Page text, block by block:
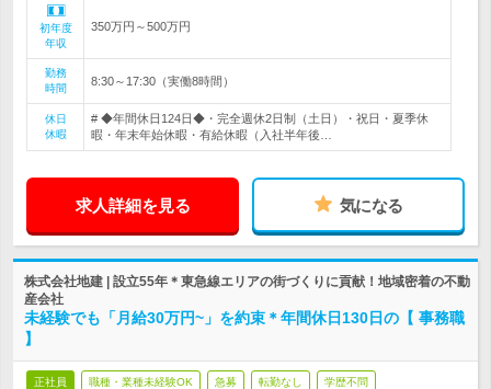
初年度
年収
350万円～500万円
勤務
時間
8:30～17:30（実働8時間）
休日
休暇
# ◆年間休日124日◆・完全週休2日制（土日）・祝日・夏季休
暇・年末年始休暇・有給休暇（入社半年後…
求人詳細を見る 気になる
株式会社地建 | 設立55年＊東急線エリアの街づくりに貢献！地域密着の不動
産会社
未経験でも「月給30万円~」を約束＊年間休日130日の【 事務職
】
正社員 職種・業種未経験OK 急募 転勤なし 学歴不問